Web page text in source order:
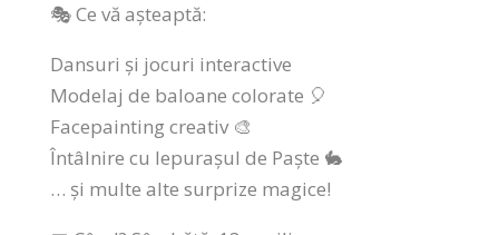
🎭 Ce vă așteaptă:
Dansuri și jocuri interactive
Modelaj de baloane colorate 🎈
Facepainting creativ 🎨
Întâlnire cu Iepurașul de Paște 🐇
… și multe alte surprize magice!